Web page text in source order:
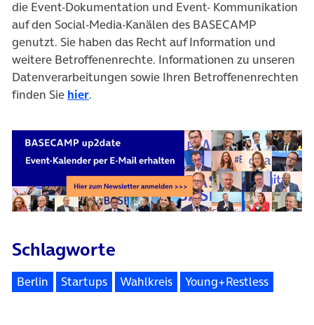
die Event-Dokumentation und Event- Kommunikation
auf den Social-Media-Kanälen des BASECAMP
genutzt. Sie haben das Recht auf Information und
weitere Betroffenenrechte. Informationen zu unseren
Datenverarbeitungen sowie Ihren Betroffenenrechten
finden Sie hier.
Schlagworte
Berlin Startups Wahlkreis Young+Restless